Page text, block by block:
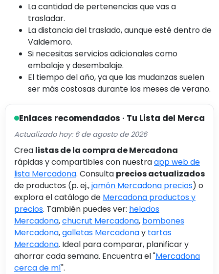
La cantidad de pertenencias que vas a
trasladar.
La distancia del traslado, aunque esté dentro de
Valdemoro.
Si necesitas servicios adicionales como
embalaje y desembalaje.
El tiempo del año, ya que las mudanzas suelen
ser más costosas durante los meses de verano.
Enlaces recomendados · Tu Lista del Merca
Actualizado hoy: 6 de agosto de 2026
Crea listas de la compra de Mercadona
rápidas y compartibles con nuestraapp web de
lista Mercadona. Consulta precios actualizados
de productos (p. ej.,jamón Mercadona precios) o
explora el catálogo de Mercadona productos y
precios. También puedes ver: helados
Mercadona,chucrut Mercadona, bombones
Mercadona,galletas Mercadonay tartas
Mercadona. Ideal para comparar, planificar y
ahorrar cada semana. Encuentra el "Mercadona
cerca de mí".